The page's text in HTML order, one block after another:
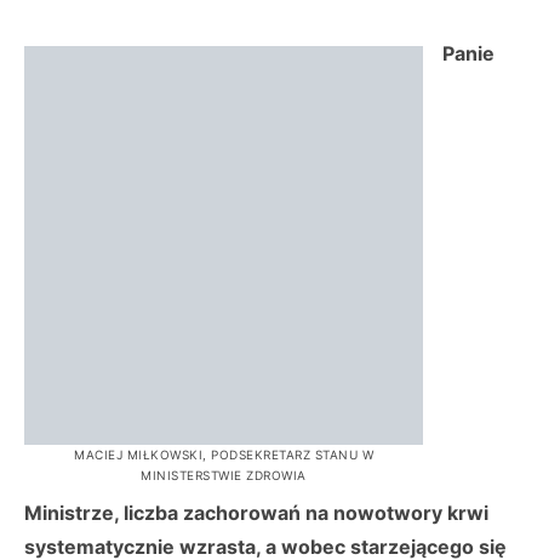
MACIEJ MIŁKOWSKI, PODSEKRETARZ STANU W
MINISTERSTWIE ZDROWIA
Panie
Ministrze, liczba zachorowań na nowotwory krwi
systematycznie wzrasta, a wobec starzejącego się